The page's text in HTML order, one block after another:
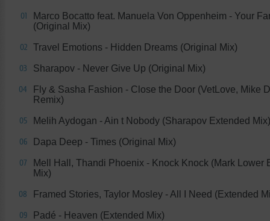
01
Marco Bocatto feat. Manuela Von Oppenheim - Your
(Original Mix)
02 Travel Emotions - Hidden Dreams (Original Mix)
03 Sharapov - Never Give Up (Original Mix)
04
Fly & Sasha Fashion - Close the Door (VetLove, Mike
Remix)
05 Melih Aydogan - Ain t Nobody (Sharapov Extended Mix)
06 Dapa Deep - Times (Original Mix)
07
Mell Hall, Thandi Phoenix - Knock Knock (Mark Lower
Mix)
08 Framed Stories, Taylor Mosley - All I Need (Extended
09 Padé - Heaven (Extended Mix)